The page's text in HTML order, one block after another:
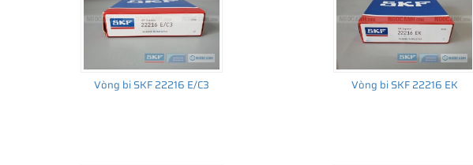
Vòng bi SKF 22216 E/C3 Vòng bi SKF 22216 EK